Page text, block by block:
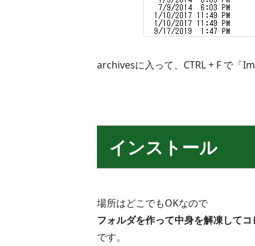
archivesに入って、CTRL + F で「
インストール
場所はどこでもOKなので
フォルダを作って中身を解凍してコ
です。